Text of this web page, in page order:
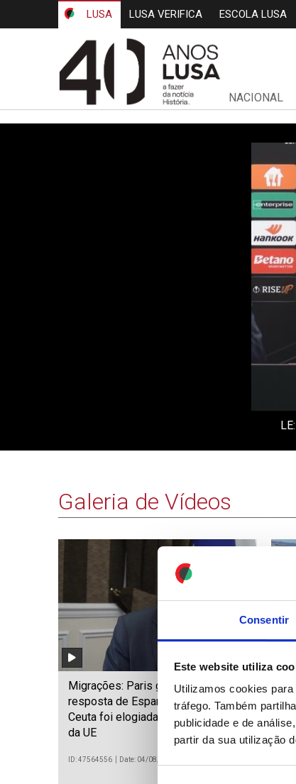
Consentir
Este website utiliza
Utilizamos cookies
tráfego. Também
publicidade e de
partir da sua utilização
LUSA LUSA VERIFICA ESCOLA LUSA
NACIONAL
Galeria de Vídeos
Migrações: Paris garante que
resposta de Espanha à crise em
Ceuta foi elogiada pelos parceiros
da UE
ID: 47564556 Date: 04/08/2026 18:57